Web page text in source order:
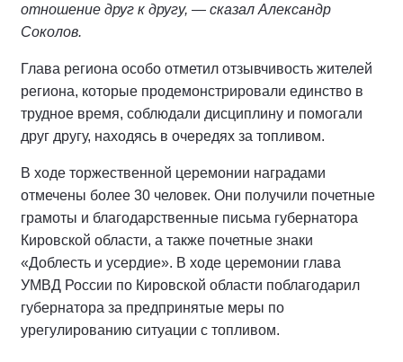
отношение друг к другу, — сказал Александр
Соколов.
Глава региона особо отметил отзывчивость жителей
региона, которые продемонстрировали единство в
трудное время, соблюдали дисциплину и помогали
друг другу, находясь в очередях за топливом.
В ходе торжественной церемонии наградами
отмечены более 30 человек. Они получили почетные
грамоты и благодарственные письма губернатора
Кировской области, а также почетные знаки
«Доблесть и усердие». В ходе церемонии глава
УМВД России по Кировской области поблагодарил
губернатора за предпринятые меры по
урегулированию ситуации с топливом.